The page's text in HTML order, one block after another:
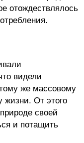
отождествлялось
видели
же массовому
жизни. От этого
своей
и потащить